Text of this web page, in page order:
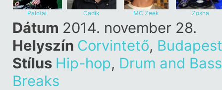
Palotai Cadik MC Zeek Zosha
Dátum 2014. november 28.
Helyszín Corvintető, Budapest
Stílus Hip-hop, Drum and Bass
Breaks